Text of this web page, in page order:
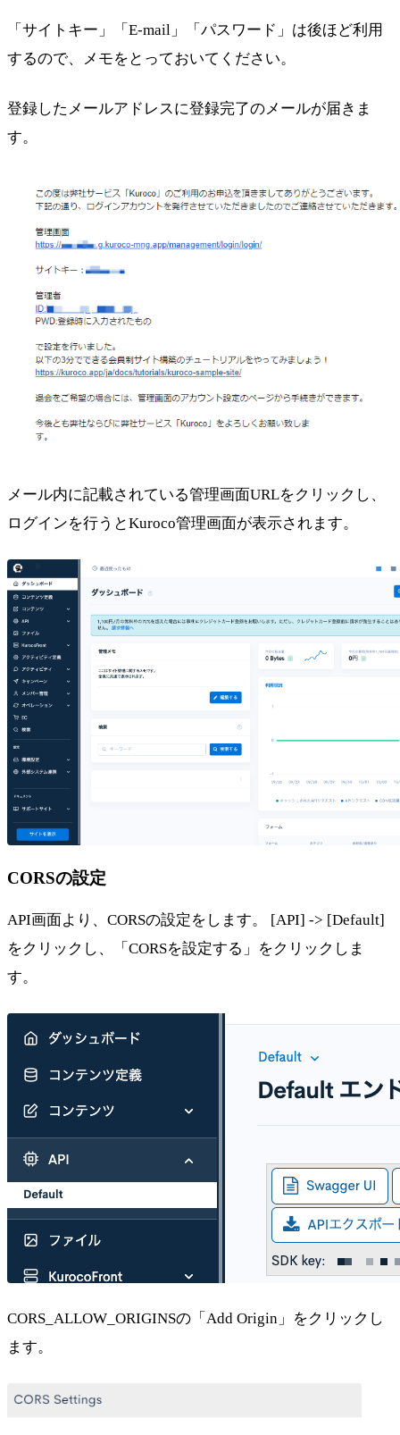
「サイトキー」「E-mail」「パスワード」は後ほど利用
するので、メモをとっておいてください。
登録したメールアドレスに登録完了のメールが届きま
す。
メール内に記載されている管理画面URLをクリックし、
ログインを行うとKuroco管理画面が表示されます。
CORSの設定
API画面より、CORSの設定をします。 [API] -> [Default]
をクリックし、「CORSを設定する」をクリックしま
す。
CORS_ALLOW_ORIGINSの「Add Origin」をクリックし
ます。